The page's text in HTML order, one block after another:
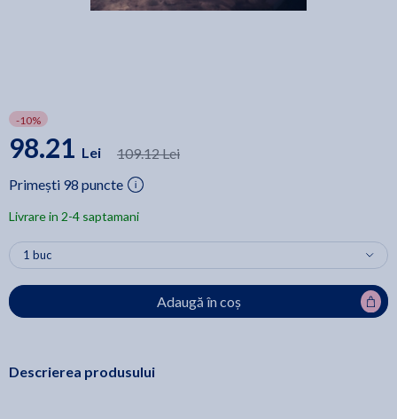
-10%
98.21 Lei
109.12 Lei
Primești 98 puncte
Livrare in 2-4 saptamani
Adaugă în coș
Descrierea produsului